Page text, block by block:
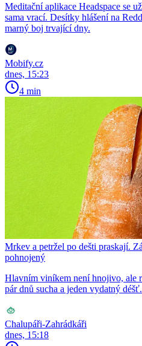
Meditační aplikace Headspace se
sama vrací. Desítky hlášení na
marný boj trvající dny.
Mobify.cz
dnes, 15:23
4 min
Mrkev a petržel po dešti praskají.
pohnojený
Hlavním viníkem není hnojivo, ale
pár dnů sucha a jeden vydatný déšť.
Chalupáři-Zahrádkáři
dnes, 15:18